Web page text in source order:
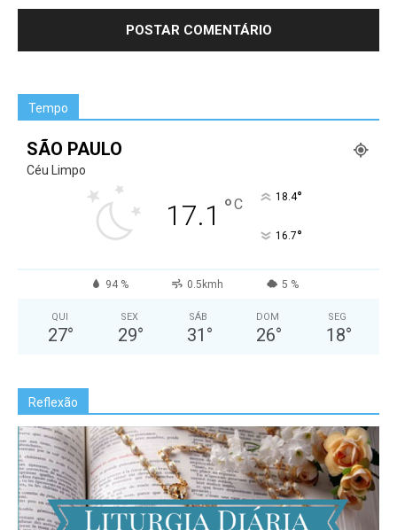
Tempo
SÃO PAULO
Céu Limpo
17.1 °C 18.4°
16.7°
94 % 0.5kmh 5 %
QUI
27°
SEX
29°
SÁB
31 °
DOM
26°
SEG
18°
Reflexão